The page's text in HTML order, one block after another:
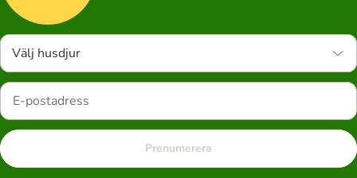
Välj husdjur
Prenumerera